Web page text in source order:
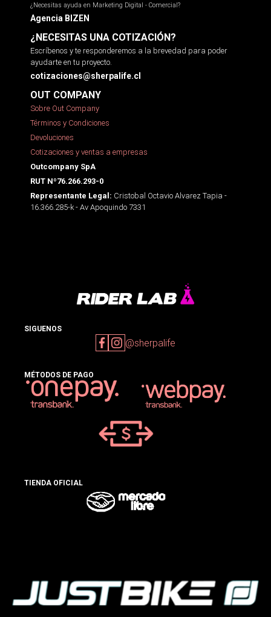
¿Necesitas ayuda en Marketing Digital - Comercial?
Agencia BIZEN
¿NECESITAS UNA COTIZACIÓN?
Escríbenos y te responderemos a la brevedad para poder
ayudarte en tu proyecto.
cotizaciones@sherpalife.cl
OUT COMPANY
Sobre Out Company
Términos y Condiciones
Devoluciones
Cotizaciones y ventas a empresas
Outcompany SpA
RUT Nº76.266.293-0
Representante Legal: Cristobal Octavio Alvarez Tapia -
16.366.285-k - Av Apoquindo 7331
SIGUENOS
@sherpalife
MÉTODOS DE PAGO
TIENDA OFICIAL